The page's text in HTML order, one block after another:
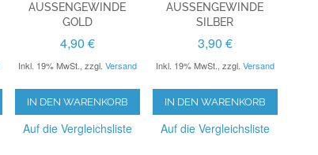
AUSSENGEWINDE G
OLD
4,90 €
Inkl. 19% MwSt. zzgl. Versand
IN DEN WARENKORB
Auf die Vergleichsliste
AUSSENGEWINDE S
ILBER
3,90 €
Inkl. 19% MwSt. zzgl. Versand
IN DEN WARENKORB
Auf die Vergleichsliste